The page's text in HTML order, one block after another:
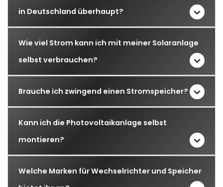
in Deutschland überhaupt?
Wie viel Strom kann ich mit meiner Solaranlage
selbst verbrauchen?
Brauche ich zwingend einen Stromspeicher?
Kann ich die Photovoltaikanlage selbst
montieren?
Welche Marken für Wechselrichter und Speicher